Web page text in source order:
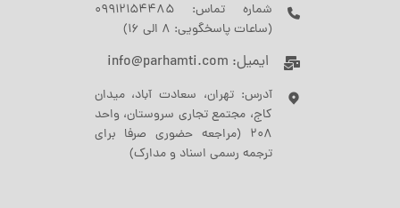
شماره تماس: 09912154485
(ساعات پاسخگویی: 8 الی 16)
ایمیل: info@parhamti.com
آدرس: تهران، سعادت آباد، میدان
کاج، مجتمع تجاری سروستان، واحد
208 (مراجعه حضوری صرفا برای
ترجمه رسمی اسناد و مدارک)